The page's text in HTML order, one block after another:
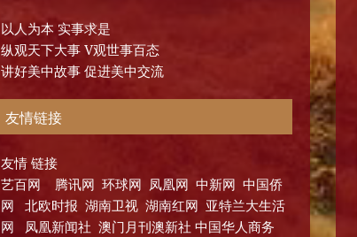
以人为本 实事求是
纵观天下大事 V观世事百态
讲好美中故事 促进美中交流
友情链接
友情 链接
艺百网 腾讯网 环球网 凤凰网 中新网 中国侨
网 北欧时报 湖南卫视 湖南红网 亚特兰大生活
网 凤凰新闻社 澳门月刊澳新社 中国华人商务